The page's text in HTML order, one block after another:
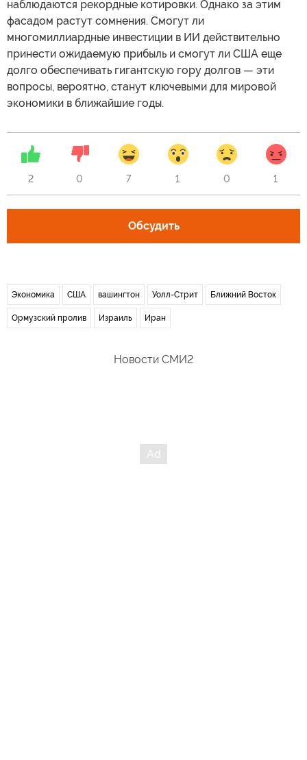
наблюдаются рекордные котировки. Однако за этим
фасадом растут сомнения. Смогут ли
многомиллиардные инвестиции в ИИ действительно
принести ожидаемую прибыль и смогут ли США еще
долго обеспечивать гигантскую гору долгов — эти
вопросы, вероятно, станут ключевыми для мировой
экономики в ближайшие годы.
2 0 7 1 0 1
Обсудить
Экономика США вашингтон Уолл-Стрит Ближний Восток
Ормузский пролив Израиль Иран
Новости СМИ2